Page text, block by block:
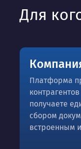
Для
Платформа
получаете
сбором
встроенным